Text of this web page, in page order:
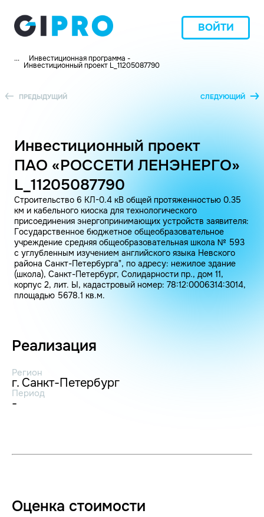
ВОЙТИ
... Инвестиционная программа -
Инвестиционный проект L_11205087790
ПРЕДЫДУЩИЙ СЛЕДУЮЩИЙ
Инвестиционный проект
ПАО «РОССЕТИ ЛЕНЭНЕРГО»
L_11205087790
Строительство 6 КЛ-0.4 кВ общей протяженностью 0.35
км и кабельного киоска для технологического
присоединения энергопринимающих устройств заявителя:
Государственное бюджетное общеобразовательное
учреждение средняя общеобразовательная школа № 593
с углубленным изучением английского языка Невского
района Санкт-Петербурга", по адресу: нежилое здание
(школа), Санкт-Петербург, Солидарности пр., дом 11,
корпус 2, лит. Ы, кадастровый номер: 78:12:0006314:3014,
площадью 5678.1 кв.м.
Реализация
Регион
г. Санкт-Петербург
Период
-
Оценка стоимости